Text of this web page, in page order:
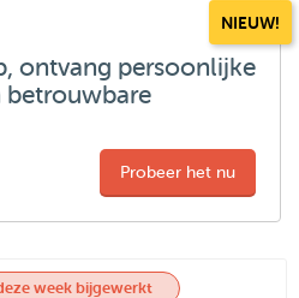
NIEUW!
ontvang persoonlijke
betrouwbare
Probeer het nu
week bijgewerkt